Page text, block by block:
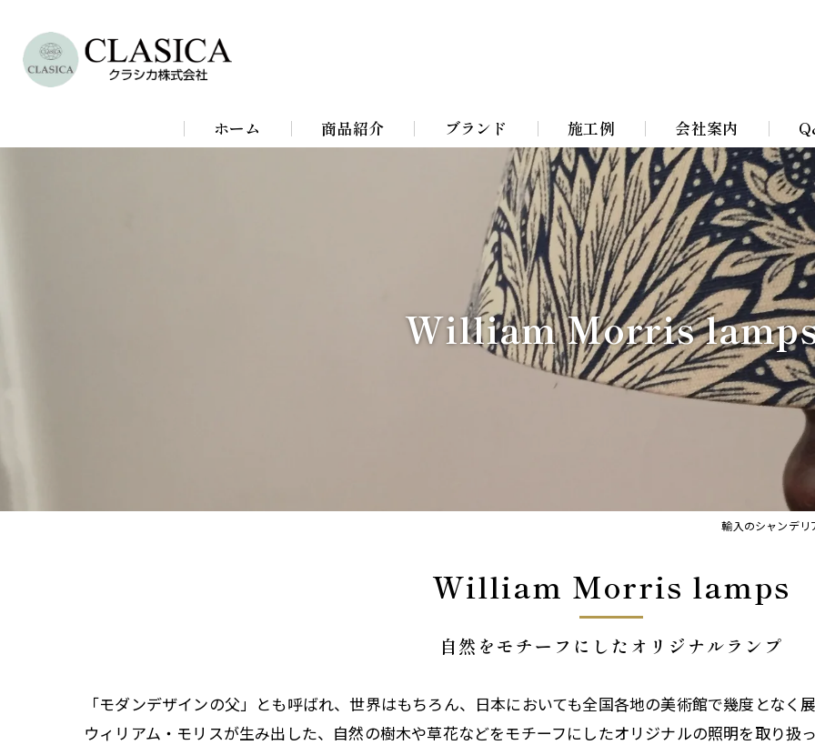
ホーム 商品紹介 ブランド
Bohemian Chandeliers
Murano Blown Glass
William Morris lamps
Toile De Jouy Lamps
施工例 会社案内
William Morris
輸入のシャンデリ
William Morris lamps
自然をモチーフにしたオリジナルランプ
「モダンデザインの父」とも呼ばれ、世界はもちろん、日本においても全国各地の美術館で幾度とな
ウィリアム・モリスが生み出した、自然の樹木や草花などをモチーフにしたオリジナルの照明を取り扱